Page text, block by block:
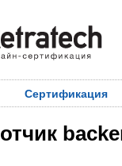
Сертификация